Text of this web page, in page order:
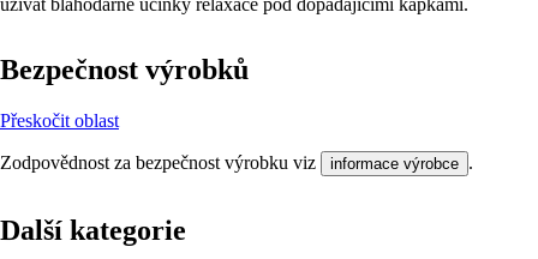
užívat blahodárné účinky relaxace pod dopadajícími kapkami.
Bezpečnost výrobků
Přeskočit oblast
Zodpovědnost za bezpečnost výrobku viz informace výrobce .
Další kategorie